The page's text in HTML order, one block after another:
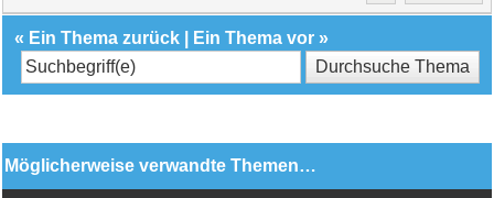
« Ein Thema zurück Ein Thema vor »
Möglicherweise verwandte Themen…